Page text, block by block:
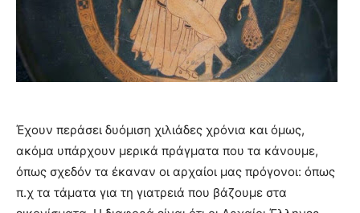
Έχουν περάσει δυόμιση χιλιάδες χρόνια και όμως,
ακόμα υπάρχουν μερικά πράγματα που τα κάνουμε,
όπως σχεδόν τα έκαναν οι αρχαίοι μας πρόγονοι: όπως
π.χ τα τάματα για τη γιατρειά που βάζουμε στα